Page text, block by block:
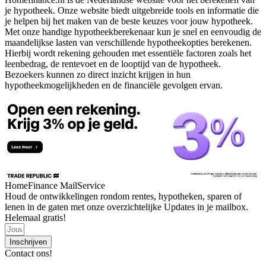
je hypotheek. Onze website biedt uitgebreide tools en informatie die
je helpen bij het maken van de beste keuzes voor jouw hypotheek.
Met onze handige hypotheekberekenaar kun je snel en eenvoudig de
maandelijkse lasten van verschillende hypotheekopties berekenen.
Hierbij wordt rekening gehouden met essentiële factoren zoals het
leenbedrag, de rentevoet en de looptijd van de hypotheek.
Bezoekers kunnen zo direct inzicht krijgen in hun
hypotheekmogelijkheden en de financiële gevolgen ervan.
HomeFinance MailService
Houd de ontwikkelingen rondom rentes, hypotheken, sparen of
lenen in de gaten met onze overzichtelijke Updates in je mailbox.
Helemaal gratis!
Inschrijven
Contact ons!